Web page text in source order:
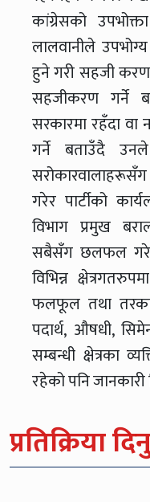
कांग्रेसको
लालवानीले
हुने गरी सहजी
सहजीकरण गर्ने
सरकारमा रहँदा वा
गर्ने बताउँदै उनले
गरेर पार्टीको
विभाग प्रमुख
सबैसँग छलफल
विभिन्न
फलफूल तथा
पदार्थ, औषधी,
सम्बन्धी क्षेत्रका
रहेको पनि जानकारी
प्रतिक्रिया